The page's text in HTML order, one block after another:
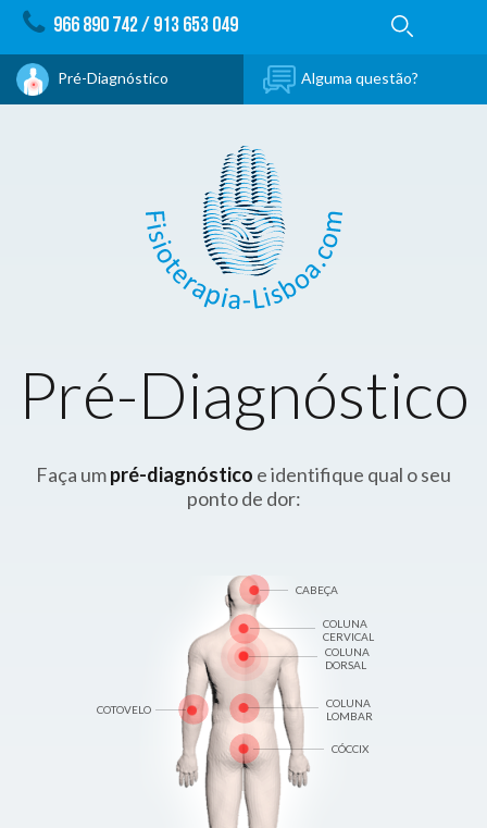
966 890 742/913 653 049
Pré-Diagnóstico Alguma questão?
Pré-Diagnóstico
Faça umpré-diagnóstico e identifique qual o seu
ponto de dor:
CABEÇA
COLUNA
CERVICAL
COLUNA
DORSAL
COLUNA
LOMBAR
COTOVELO
CÓCCIX